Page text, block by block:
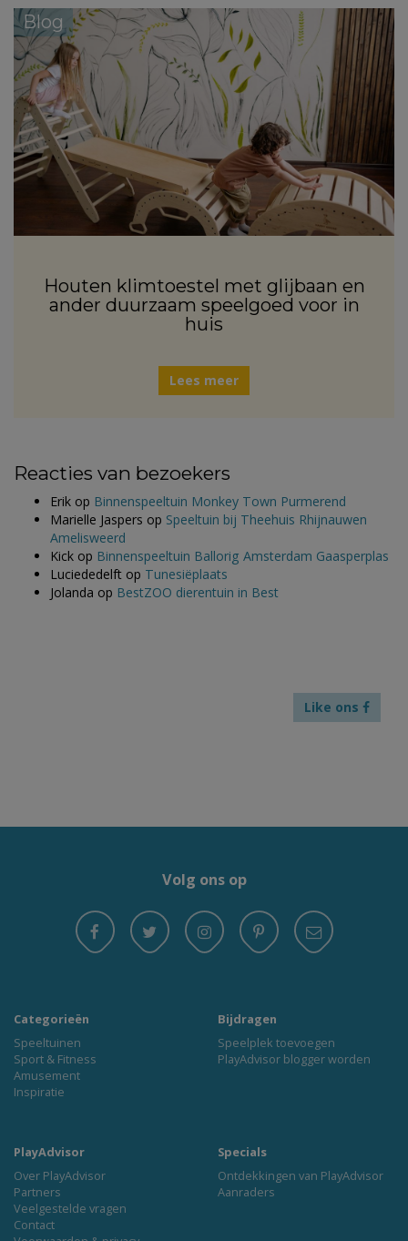
Blog
Houten klimtoestel met glijbaan en
ander duurzaam speelgoed voor in
huis
Lees meer
Reacties van bezoekers
Erik op Binnenspeeltuin Monkey Town Purmerend
Marielle Jaspers op Speeltuin bij Theehuis Rhijnauwen
Amelisweerd
Kick op Binnenspeeltuin Ballorig Amsterdam Gaasperplas
Luciededelft op Tunesiëplaats
Jolanda op BestZOO dierentuin in Best
Like ons
Volg ons op
Categorieën
Speeltuinen
Sport & Fitness
Amusement
Inspiratie
Bijdragen
Speelplek toevoegen
PlayAdvisor blogger worden
PlayAdvisor
Over PlayAdvisor
Partners
Veelgestelde vragen
Contact
Specials
Ontdekkingen van PlayAdvisor
Aanraders